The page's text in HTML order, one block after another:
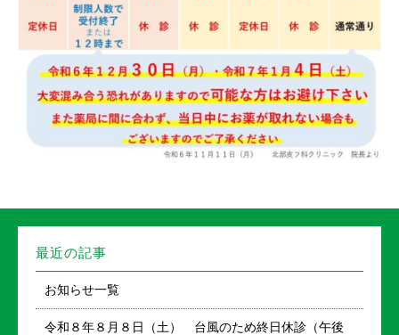
最近の記事
お知らせ一覧
令和８年８月８日（土） 台風のため終日休診（午後